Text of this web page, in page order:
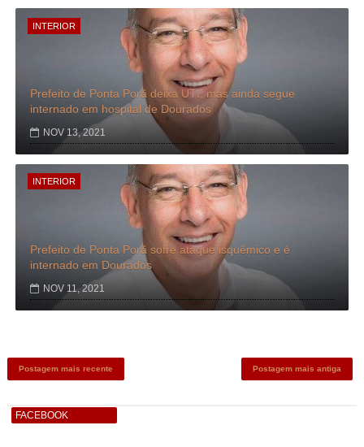
INTERIOR
Prefeito de Ponta Porã deixa UTI, mas ainda segue
internado em hospital de Dourados
NOV 13, 2021
INTERIOR
Prefeito de Ponta Porã sofre ataque isquêmico e é
internado em Dourados
NOV 11, 2021
Postagem mais recente Postagem mais antiga
FACEBOOK